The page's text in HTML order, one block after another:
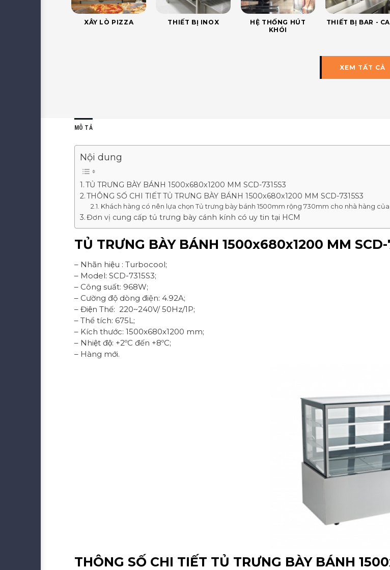
XÂY LÒ PIZZA THIẾT BỊ INOX
HỆ THỐNG HÚT
KHÓI
THIẾT BỊ BAR -
XEM TẤT CẢ
MÔ TẢ
Nội dung
TỦ TRƯNG BÀY BÁNH 1500x680x1200 MM SCD-7315S3
THÔNG SỐ CHI TIẾT TỦ TRƯNG BÀY BÁNH 1500x680x1200 MM SCD-7315S3
Khách hàng có nên lựa chọn Tủ trưng bày bánh 1500mm rộng 730mm cho nhà hàng của
Đơn vị cung cấp tủ trưng bày cánh kính có uy tin tại HCM
TỦ TRƯNG BÀY BÁNH 1500x680x1200 MM SCD-
– Nhãn hiệu : Turbocool;
– Model: SCD-7315S3;
– Công suất: 968W;
– Cường độ dòng điện: 4.92A;
– Điện Thế: 220~240V/ 50Hz/1P;
– Thể tích: 675L;
– Kích thước: 1500x680x1200 mm;
– Nhiệt độ: +2ºC đến +8ºC;
– Hàng mới.
THÔNG SỐ CHI TIẾT TỦ TRƯNG BÀY BÁNH